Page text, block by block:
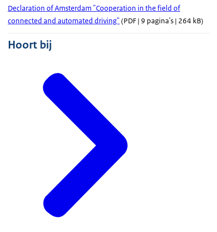
Declaration of Amsterdam "Cooperation in the field of
connected and automated driving" (PDF | 9 pagina's | 264 kB)
Hoort bij